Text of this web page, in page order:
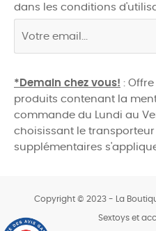
dans les conditions
*Demain chez vous! :
produits contenant la
commande du Lundi au
choisissant le transporteur
supplémentaires
Copyright © 2023 - La
Sextoys et